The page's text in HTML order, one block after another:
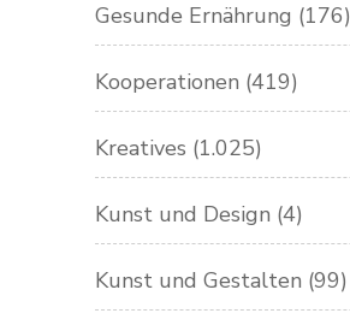
Gesunde Ernährung (176)
Kooperationen (419)
Kreatives (1.025)
Kunst und Design (4)
Kunst und Gestalten (99)